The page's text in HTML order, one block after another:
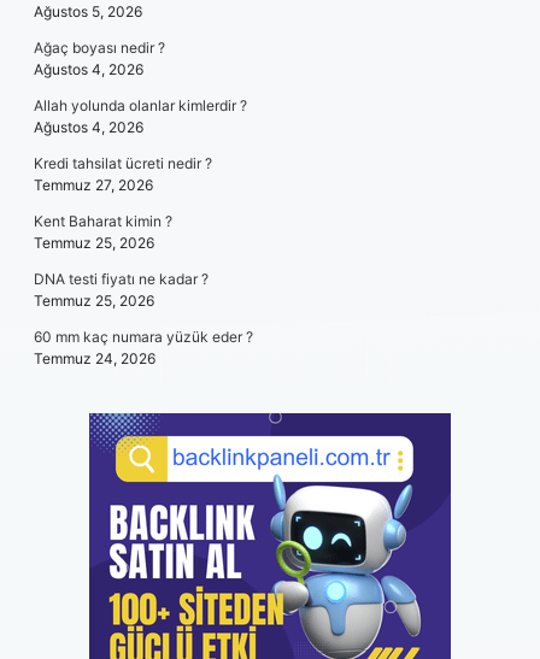
Ağustos 5, 2026
Ağaç boyası nedir ?
Ağustos 4, 2026
Allah yolunda olanlar kimlerdir ?
Ağustos 4, 2026
Kredi tahsilat ücreti nedir ?
Temmuz 27, 2026
Kent Baharat kimin ?
Temmuz 25, 2026
DNA testi fiyatı ne kadar ?
Temmuz 25, 2026
60 mm kaç numara yüzük eder ?
Temmuz 24, 2026